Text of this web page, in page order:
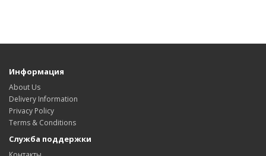
Информация
About Us
Delivery Information
Privacy Policy
Terms & Conditions
Служба поддержки